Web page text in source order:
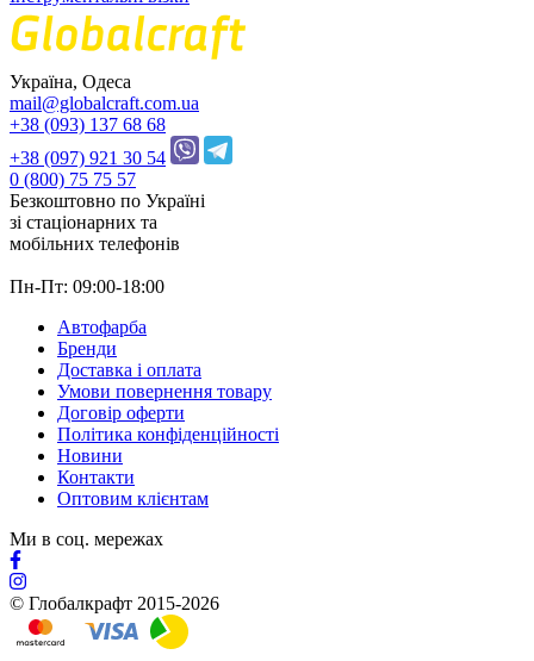
Україна, Одеса
mail@globalcraft.com.ua
+38 (093) 137 68 68
+38 (097) 921 30 54
0 (800) 75 75 57
Безкоштовно по Україні
зі стацiонарних та
мобільних телефонів
Пн-Пт: 09:00-18:00
Автофарба
Бренди
Доставка і оплата
Умови повернення товару
Договір оферти
Політика конфіденційності
Новини
Контакти
Оптовим клієнтам
Ми в соц. мережах
© Глобалкрафт 2015-2026